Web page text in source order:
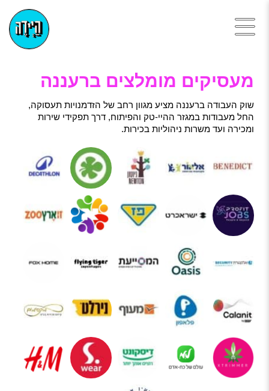
מעסיקים מומלצים ברעננה
שוק העבודה ברעננה מציע מגוון רחב של הזדמנויות תעסוקה,
החל מעבודות במגזר ההיי-טק והפיתוח, דרך תפקידי שירות
ומכירה ועד משרות ניהוליות בכירות.